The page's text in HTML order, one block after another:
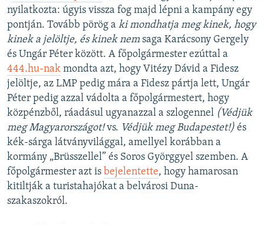
nyilatkozta: úgyis vissza fog majd lépni a kampány egy
pontján. Tovább pörög a ki mondhatja meg kinek, hogy
kinek a jelöltje, és kinek nem saga Karácsony Gergely
és Ungár Péter között. A főpolgármester ezúttal a
444.hu-nak mondta azt, hogy Vitézy Dávid a Fidesz
jelöltje, az LMP pedig mára a Fidesz pártja lett, Ungár
Péter pedig azzal vádolta a főpolgármestert, hogy
közpénzből, ráadásul ugyanazzal a szlogennel (Védjük
meg Magyarországot!vs. Védjük meg Budapestet!) és
kék-sárga látványvilággal, amellyel korábban a
kormány „Brüsszellel” és Soros Györggyel szemben. A
főpolgármester azt is bejelentette, hogy hamarosan
kitiltják a turistahajókat a belvárosi Duna-
szakaszokról.